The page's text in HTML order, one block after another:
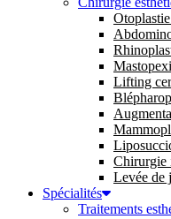
Lifting
Chirurgie
Levée de
Spécialités
Traitements